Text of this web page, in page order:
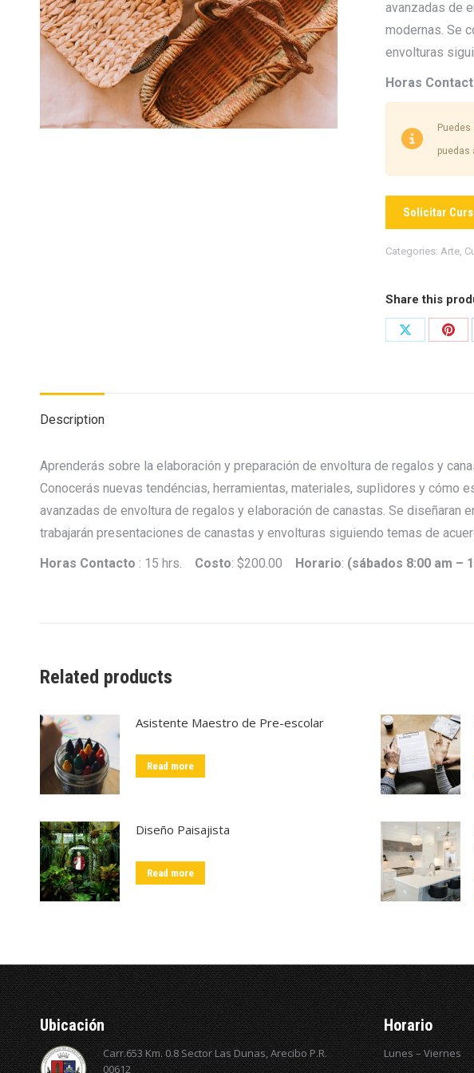
avanzadas de
modernas. Se
envolturas
Horas
puedas
Solicitar
Categories: Arte
Share this
Share
Description
Aprenderás sobre la elaboración y preparación de envoltura de regalos y
Conocerás nuevas tendéncias, herramientas, materiales, suplidores y
avanzadas de envoltura de regalos y elaboración de canastas. Se
trabajarán presentaciones de canastas y envolturas siguiendo temas de
Horas Contacto : 15 hrs. Costo: $200.00 Horario: (sábados 8:00 am –
Related products
Asistente Maestro de Pre-escolar
Read more
Diseño Paisajista
Read more
Ubicación
Carr.653 Km. 0.8 Sector Las Dunas, Arecibo P.R.
00612
Horario
Lunes – Viernes